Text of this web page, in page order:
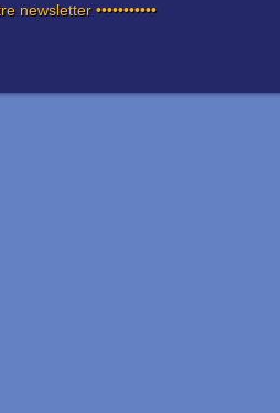
newsletter •••••••••••